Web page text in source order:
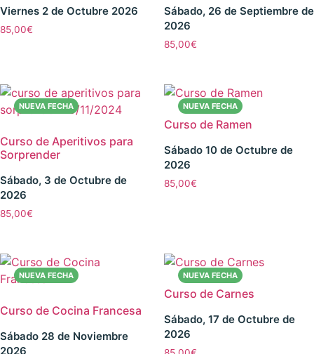
Viernes 2 de Octubre 2026
85,00€
Sábado, 26 de Septiembre de
2026
85,00€
Curso de Aperitivos para
Sorprender
Sábado, 3 de Octubre de
2026
85,00€
Curso de Ramen
Sábado 10 de Octubre de
2026
85,00€
Curso de Cocina Francesa
Sábado 28 de Noviembre
2026
Curso de Carnes
Sábado, 17 de Octubre de
2026